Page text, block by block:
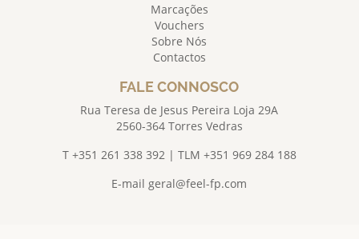
Marcações
Vouchers
Sobre Nós
Contactos
FALE CONNOSCO
Rua Teresa de Jesus Pereira Loja 29A
2560-364 Torres Vedras
T +351 261 338 392 | TLM +351 969 284 188
E-mailgeral@feel-fp.com